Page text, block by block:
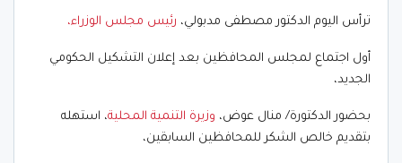
ترأس اليوم الدكتور مصطفى مدبولي، رئيس مجلس الوزراء،
أول اجتماع لمجلس المحافظين بعد إعلان التشكيل الحكومي
الجديد،
بحضور الدكتورة/ منال عوض، وزيرة التنمية المحلية، استهله
بتقديم خالص الشكر للمحافظين السابقين،